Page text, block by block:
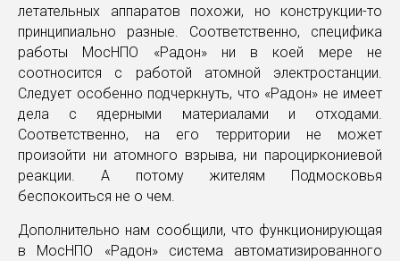
летательных аппаратов похожи, но конструкции-то
принципиально разные. Соответственно, специфика
работы МосНПО «Радон» ни в коей мере не
соотносится с работой атомной электростанции.
Следует особенно подчеркнуть, что «Радон» не имеет
дела с ядерными материалами и отходами.
Соответственно, на его территории не может
произойти ни атомного взрыва, ни пароциркониевой
реакции. А потому жителям Подмосковья
беспокоиться не о чем.
Дополнительно нам сообщили, что функционирующая
в МосНПО «Радон» система автоматизированного